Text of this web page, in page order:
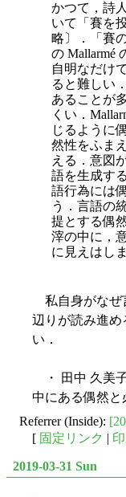
かつて，詩
いて「賽を
略〕．「賽
の Mallarmé
自明なだけ
ると難しい
あることが
くい．
じるように
然性をふま
える．意図
語を生成す
語行為には
う．言語の
提とする偶
滓の中に，
に見えはし
私自身がなぜ
辺りが読み進め
い．
・ 田中 久美
中にある偶然
Referrer (Inside):
[ 固定リンク
2019-03-31 Sun